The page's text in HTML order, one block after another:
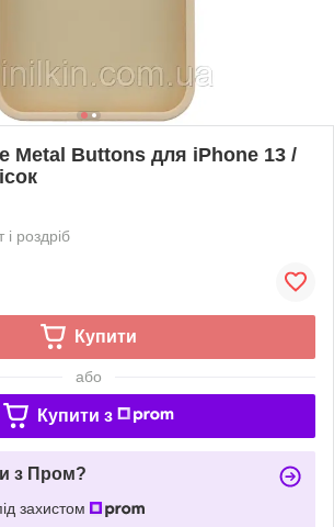
Metal Buttons для iPhone 13 /
і роздріб
Купити
або
Купити з
з Пром?
захистом